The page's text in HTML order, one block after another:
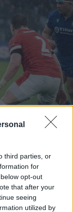
third parties, or
for
opt-out
that after your
seeing
utilized by
lista degli
per il
il